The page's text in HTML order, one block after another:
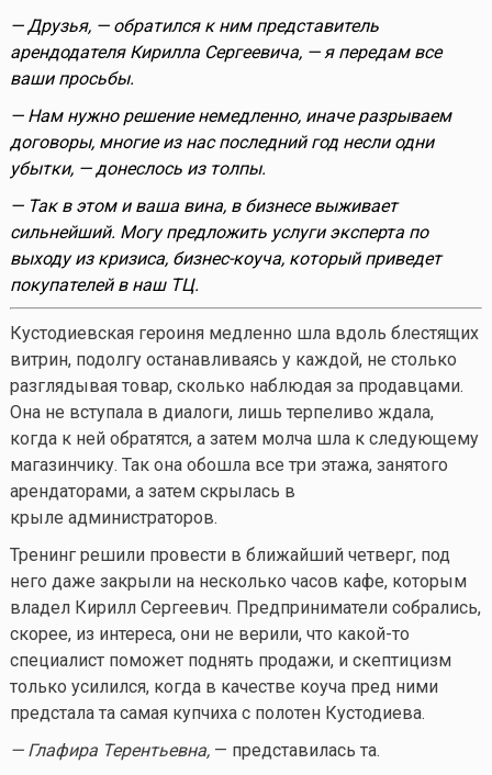
— Друзья, — обратился к ним представитель
арендодателя Кирилла Сергеевича, — я передам все
ваши просьбы.
— Нам нужно решение немедленно, иначе разрываем
договоры, многие из нас последний год несли одни
убытки, — донеслось из толпы.
— Так в этом и ваша вина, в бизнесе выживает
сильнейший. Могу предложить услуги эксперта по
выходу из кризиса, бизнес-коуча, который приведет
покупателей в наш ТЦ.
Кустодиевская героиня медленно шла вдоль блестящих
витрин, подолгу останавливаясь у каждой, не столько
разглядывая товар, сколько наблюдая за продавцами.
Она не вступала в диалоги, лишь терпеливо ждала,
когда к ней обратятся, а затем молча шла к следующему
магазинчику. Так она обошла все три этажа, занятого
арендаторами, а затем скрылась в
крыле администраторов.
Тренинг решили провести в ближайший четверг, под
него даже закрыли на несколько часов кафе, которым
владел Кирилл Сергеевич. Предприниматели собрались,
скорее, из интереса, они не верили, что какой-то
специалист поможет поднять продажи, и скептицизм
только усилился, когда в качестве коуча пред ними
предстала та самая купчиха с полотен Кустодиева.
— Глафира Терентьевна,— представилась та.